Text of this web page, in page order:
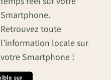
Smartphone.
Retrouvez toute
l’information locale sur
votre Smartphone !